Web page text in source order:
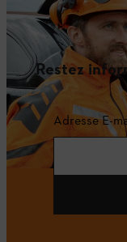
Restez
Adresse E-